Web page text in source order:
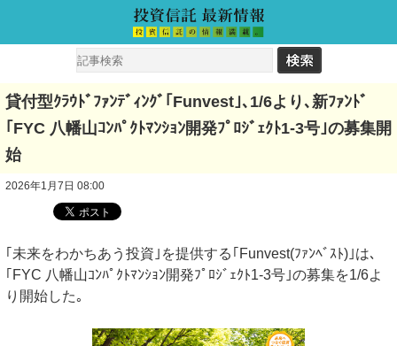
貸付型ｸﾗｳﾄﾞﾌｧﾝﾃﾞｨﾝｸﾞ｢Funvest｣､1/6より､新ﾌｧﾝﾄﾞ
｢FYC 八幡山ｺﾝﾊﾟｸﾄﾏﾝｼｮﾝ開発ﾌﾟﾛｼﾞｪｸﾄ1-3号｣の募集開
始
2026年1月7日 08:00
｢未来をわかちあう投資｣を提供する｢Funvest(ﾌｧﾝﾍﾞｽﾄ)｣は､
｢FYC 八幡山ｺﾝﾊﾟｸﾄﾏﾝｼｮﾝ開発ﾌﾟﾛｼﾞｪｸﾄ1-3号｣の募集を1/6よ
り開始した｡